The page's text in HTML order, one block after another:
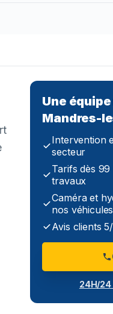
Une
Mandres-
Intervention
secteur
Tarifs dès
travaux
Caméra et
nos véhicules
Avis clients
24H/24